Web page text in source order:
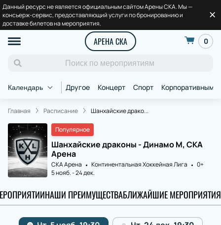
Данный ресурс не является официальным сайтом Арены СКА. Мы —
консьерж-сервис, предоставляющий услуги по бронированию и
доставке билетов на мероприятия.
АРЕНА СКА 0
Календарь Другое Концерт Спорт Корпоративным
Главная Расписание Шанхайские драко...
Популярное
Шанхайские драконы - Динамо М, СКА
Арена
СКА Арена Континентальная Хоккейная Лига
0+
5 нояб.-24 дек.
НАШИ ПРЕИМУЩЕСТВАБЛИЖАЙШИЕ МЕРОПРИЯТИЯ